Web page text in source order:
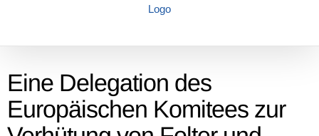
Eine Delegation des
Europäischen Komitees zur